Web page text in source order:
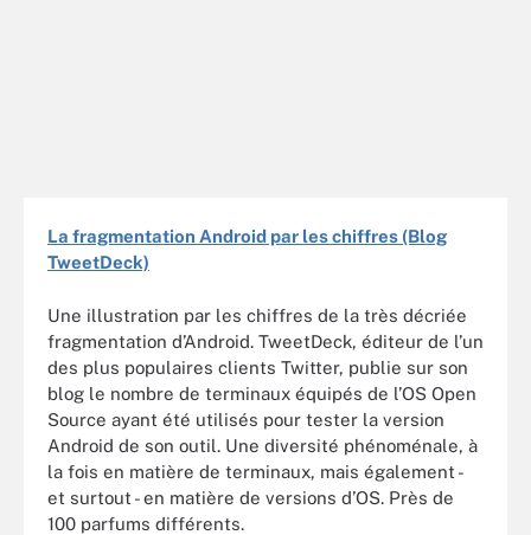
La fragmentation Android par les chiffres (Blog
TweetDeck)
Une illustration par les chiffres de la très décriée
fragmentation d’Android. TweetDeck, éditeur de l’un
des plus populaires clients Twitter, publie sur son
blog le nombre de terminaux équipés de l’OS Open
Source ayant été utilisés pour tester la version
Android de son outil. Une diversité phénoménale, à
la fois en matière de terminaux, mais également -
et surtout - en matière de versions d’OS. Près de
100 parfums différents.